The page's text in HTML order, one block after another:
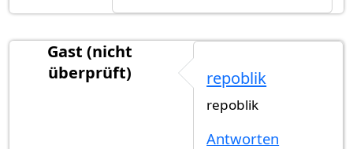
Gast (nicht
überprüft)
repoblik
repoblik
Antworten